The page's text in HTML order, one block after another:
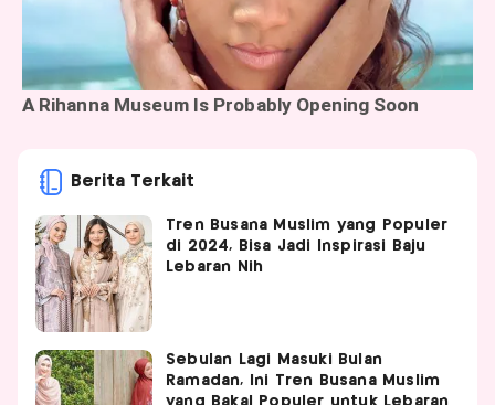
Berita Terkait
Tren Busana Muslim yang Populer
di 2024, Bisa Jadi Inspirasi Baju
Lebaran Nih
Sebulan Lagi Masuki Bulan
Ramadan, Ini Tren Busana Muslim
yang Bakal Populer untuk Lebaran